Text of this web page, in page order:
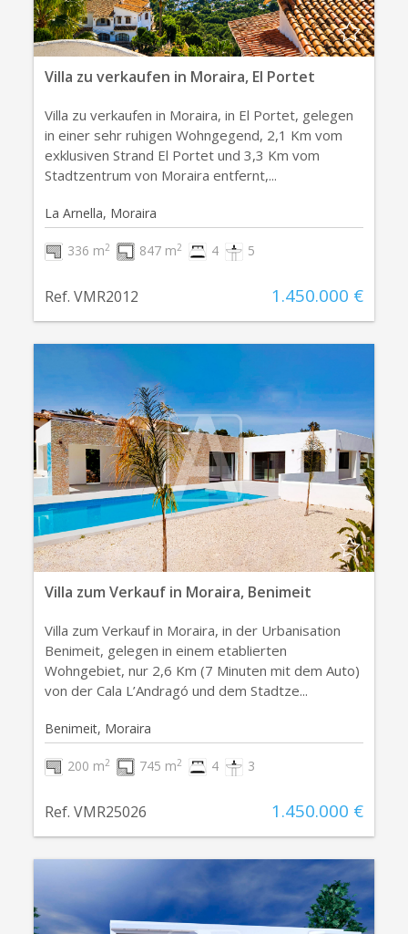
Villa zu verkaufen in Moraira, El Portet
Villa zu verkaufen in Moraira, in El Portet, gelegen
in einer sehr ruhigen Wohngegend, 2,1 Km vom
exklusiven Strand El Portet und 3,3 Km vom
Stadtzentrum von Moraira entfernt,...
La Arnella, Moraira
336 m2 847 m2 4 5
Ref. VMR2012 1.450.000 €
Villa zum Verkauf in Moraira, Benimeit
Villa zum Verkauf in Moraira, in der Urbanisation
Benimeit, gelegen in einem etablierten
Wohngebiet, nur 2,6 Km (7 Minuten mit dem Auto)
von der Cala L’Andragó und dem Stadtze...
Benimeit, Moraira
200 m2 745 m2 4 3
Ref. VMR25026 1.450.000 €